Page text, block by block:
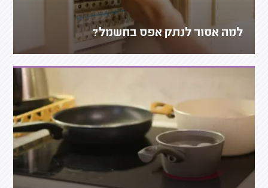
למה אסור לנתק אפס בחשמל?